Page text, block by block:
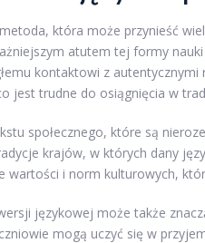
która może przynieść
atutem tej formy
kontaktowi z
jest trudne do osiągnięcia w
społecznego, które są
krajów, w których dany
wartości i norm kulturowych,
językowej może także
mogą uczyć się w